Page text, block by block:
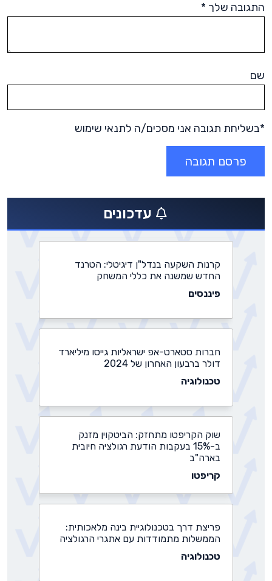
התגובה שלך *
שם
*בשליחת תגובה אני מסכים/ה לתנאי שימוש
עדכונים
קרנות השקעה בנדל"ן דיגיטלי: הטרנד
החדש שמשנה את כללי המשחק
פיננסים
חברות סטארט-אפ ישראליות גייסו מיליארד
דולר ברבעון האחרון של 2024
טכנולוגיה
שוק הקריפטו מתחזק: הביטקוין מזנק
ב-15% בעקבות הודעת רגולציה חיובית
בארה"ב
קריפטו
פריצת דרך בטכנולוגיית בינה מלאכותית:
הממשלות מתמודדות עם אתגרי הרגולציה
טכנולוגיה